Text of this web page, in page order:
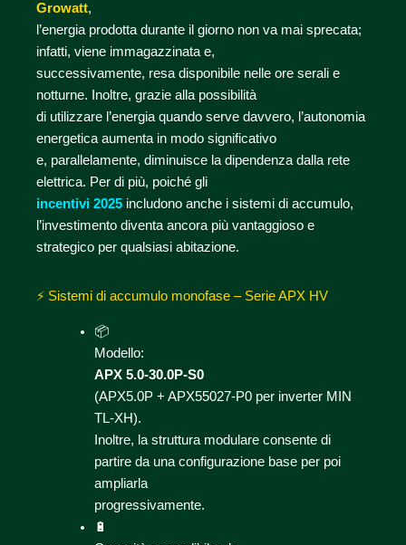
Growatt,
l’energia prodotta durante il giorno non va mai sprecata;
infatti, viene immagazzinata e,
successivamente, resa disponibile nelle ore serali e
notturne. Inoltre, grazie alla possibilità
di utilizzare l’energia quando serve davvero, l’autonomia
energetica aumenta in modo significativo
e, parallelamente, diminuisce la dipendenza dalla rete
elettrica. Per di più, poiché gli
incentivi 2025 includono anche i sistemi di accumulo,
l’investimento diventa ancora più vantaggioso e
strategico per qualsiasi abitazione.
⚡️ Sistemi di accumulo monofase – Serie APX HV
📦
Modello:
APX 5.0-30.0P-S0
(APX5.0P + APX55027-P0 per inverter MIN
TL-XH).
Inoltre, la struttura modulare consente di
partire da una configurazione base per poi
ampliarla
progressivamente.
🔋